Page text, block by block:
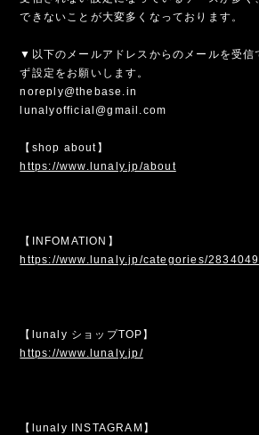
できないことが大変多くなっております。
▼以下のメールアドレスからのメールを受信
ず設定をお願いします。
noreply@thebase.in
lunalyofficial@gmail.com
【shop about】
https://www.lunaly.jp/about
【INFOMATION】
https://www.lunaly.jp/categories/2834049
【lunaly ショップTOP】
https://www.lunaly.jp/
【lunaly INSTAGRAM】